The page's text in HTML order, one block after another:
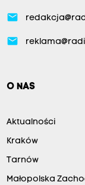
email
email
O NAS
Aktualności
Kraków
Tarnów
Małopolska